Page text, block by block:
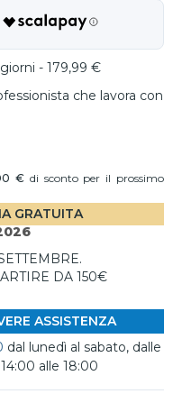
- 179,99 €
che lavora con
€di sconto per il prossimo
GRATUITA
DA 150€
ASSISTENZA
dal lunedì al sabato, dalle
alle 18:00